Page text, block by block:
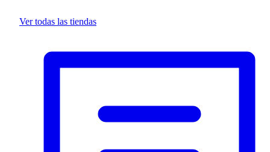
Ver todas las tiendas